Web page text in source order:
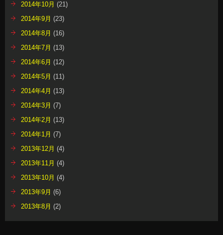
2014年10月 (21)
2014年9月 (23)
2014年8月 (16)
2014年7月 (13)
2014年6月 (12)
2014年5月 (11)
2014年4月 (13)
2014年3月 (7)
2014年2月 (13)
2014年1月 (7)
2013年12月 (4)
2013年11月 (4)
2013年10月 (4)
2013年9月 (6)
2013年8月 (2)